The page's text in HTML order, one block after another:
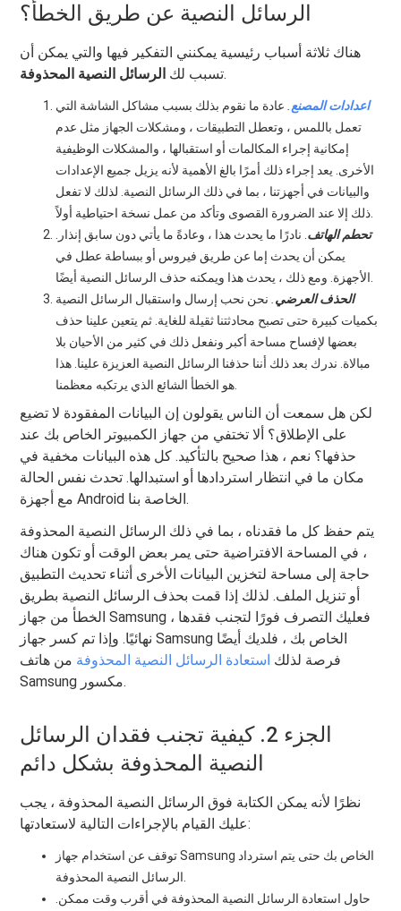
الرسائل النصية عن طريق الخطأ؟
هناك ثلاثة أسباب رئيسية يمكنني التفكير فيها والتي يمكن أن
تسبب لك الرسائل النصية المحذوفة .
اعدادات المصنع عادة ما نقوم بذلك بسبب مشاكل الشاشة التي
تعمل باللمس ، وتعطل التطبيقات ، ومشكلات الجهاز مثل عدم
إمكانية إجراء المكالمات أو استقبالها ، والمشكلات الوظيفية
الأخرى. يعد إجراء ذلك أمرًا بالغ الأهمية لأنه يزيل جميع الإعدادات
والبيانات في أجهزتنا ، بما في ذلك الرسائل النصية. لذلك لا تفعل
تحطم الهاتف . نادرًا ما يحدث هذا ، وعادةً ما يأتي دون سابق إنذار.
يمكن أن يحدث إما عن طريق فيروس أو ببساطة عطل في
الحذف العرضي نحن نحب إرسال واستقبال الرسائل النصية
بكميات كبيرة حتى تصبح محادثتنا ثقيلة للغاية. ثم يتعين علينا حذف
بعضها لإفساح مساحة أكبر ونفعل ذلك في كثير من الأحيان بلا
مبالاة. ندرك بعد ذلك أننا حذفنا الرسائل النصية العزيزة علينا. هذا
لكن هل سمعت أن الناس يقولون إن البيانات المفقودة لا تضيع
على الإطلاق؟ ألا تختفي من جهاز الكمبيوتر الخاص بك عند
حذفها؟ نعم ، هذا صحيح بالتأكيد. كل هذه البيانات مخفية في
مكان ما في انتظار استردادها أو استبدالها. تحدث نفس الحالة
مع أجهزة Android الخاصة بنا.
يتم حفظ كل ما فقدناه ، بما في ذلك الرسائل النصية المحذوفة
، في المساحة الافتراضية حتى يمر بعض الوقت أو تكون هناك
حاجة إلى مساحة لتخزين البيانات الأخرى أثناء تحديث التطبيق
أو تنزيل الملف. لذلك إذا قمت بحذف الرسائل النصية بطريق
الخطأ من جهاز Samsung ، فعليك التصرف فورًا لتجنب فقدها
نهائيًا. وإذا تم كسر جهاز Samsung الخاص بك ، فلديك أيضًا
فرصة لذلك استعادة الرسائل النصية المحذوفة من هاتف
Samsung مكسور.
الجزء 2. كيفية تجنب فقدان الرسائل
النصية المحذوفة بشكل دائم
نظرًا لأنه يمكن الكتابة فوق الرسائل النصية المحذوفة ، يجب
عليك القيام بالإجراءات التالية لاستعادتها:
توقف عن استخدام جهاز Samsung الخاص بك حتى يتم استرداد
حاول استعادة الرسائل النصية المحذوفة في أقرب وقت ممكن.